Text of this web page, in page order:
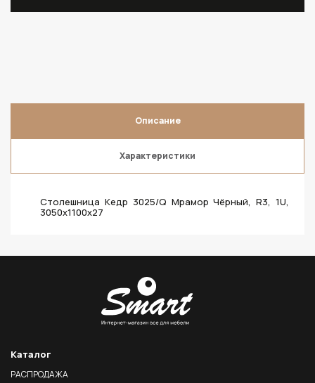
Описание
Характеристики
Столешница Кедр 3025/Q Мрамор Чёрный, R3, 1U,
3050х1100х27
Каталог
РАСПРОДАЖА